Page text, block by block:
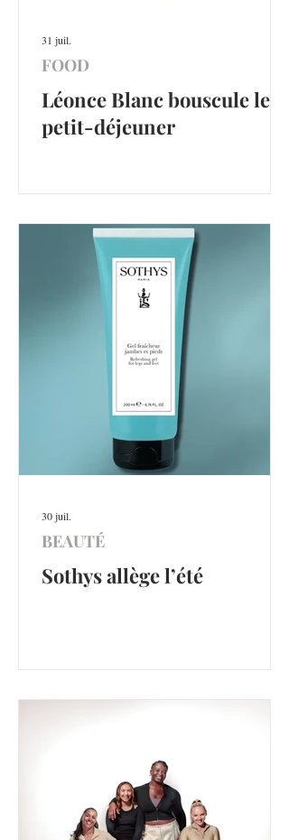
Léonce Blanc bouscule le
petit-déjeuner
FOOD
31 juil.
Sothys allège l’été
BEAUTÉ
30 juil.